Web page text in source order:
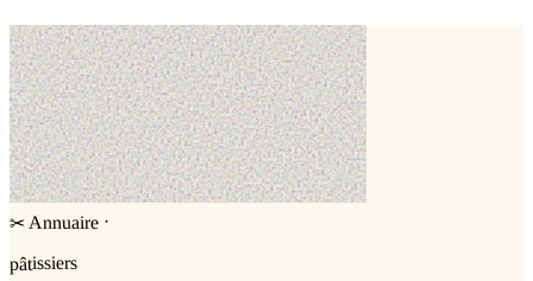
Number cake
✂ Annuaire ·
pâtissiers